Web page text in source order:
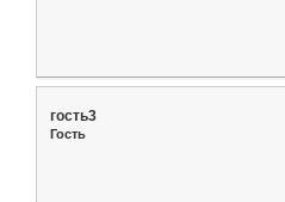
гость3
Гость